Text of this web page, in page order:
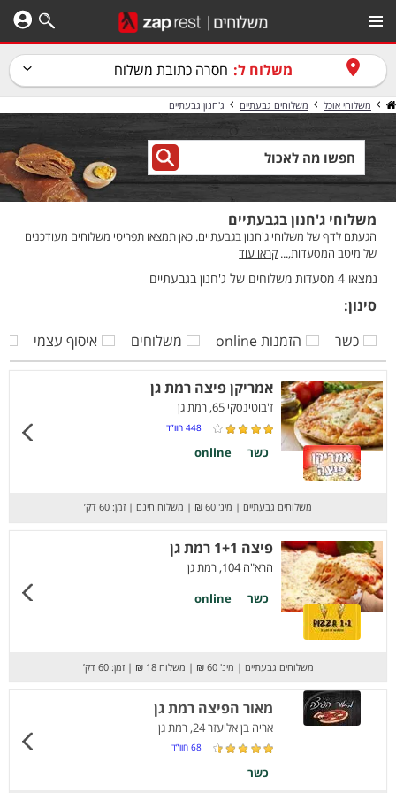
משלוח ל: חסרה כתובת משלוח
משלוחי אוכל משלוחים גבעתיים ג'חנון גבעתיים
משלוחי ג'חנון בגבעתיים
הגעתם לדף של משלוחי ג'חנון בגבעתיים. כאן תמצאו תפריטי משלוחים מעודכנים
של מיטב המסעדות,... קראו עוד
נמצאו 4 מסעדות משלוחים של ג'חנון בגבעתיים
סינון:
כשר
הזמנות online משלוחים איסוף עצמי
אמריקן פיצה רמת גן
ז'בוטינסקי 65, רמת גן
448 חוו”ד
כשר online
משלוחים גבעתיים | מינ' 60 ₪ | משלוח חינם | זמן: 60 דק’
פיצה 1+1 רמת גן
הרא"ה 104, רמת גן
כשר
online
משלוחים גבעתיים | מינ' 60 ₪ | משלוח 18 ₪ | זמן: 60 דק’
מאור הפיצה רמת גן
אריה בן אליעזר 24, רמת גן
68 חוו”ד
כשר